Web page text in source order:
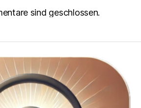
sind geschlossen.